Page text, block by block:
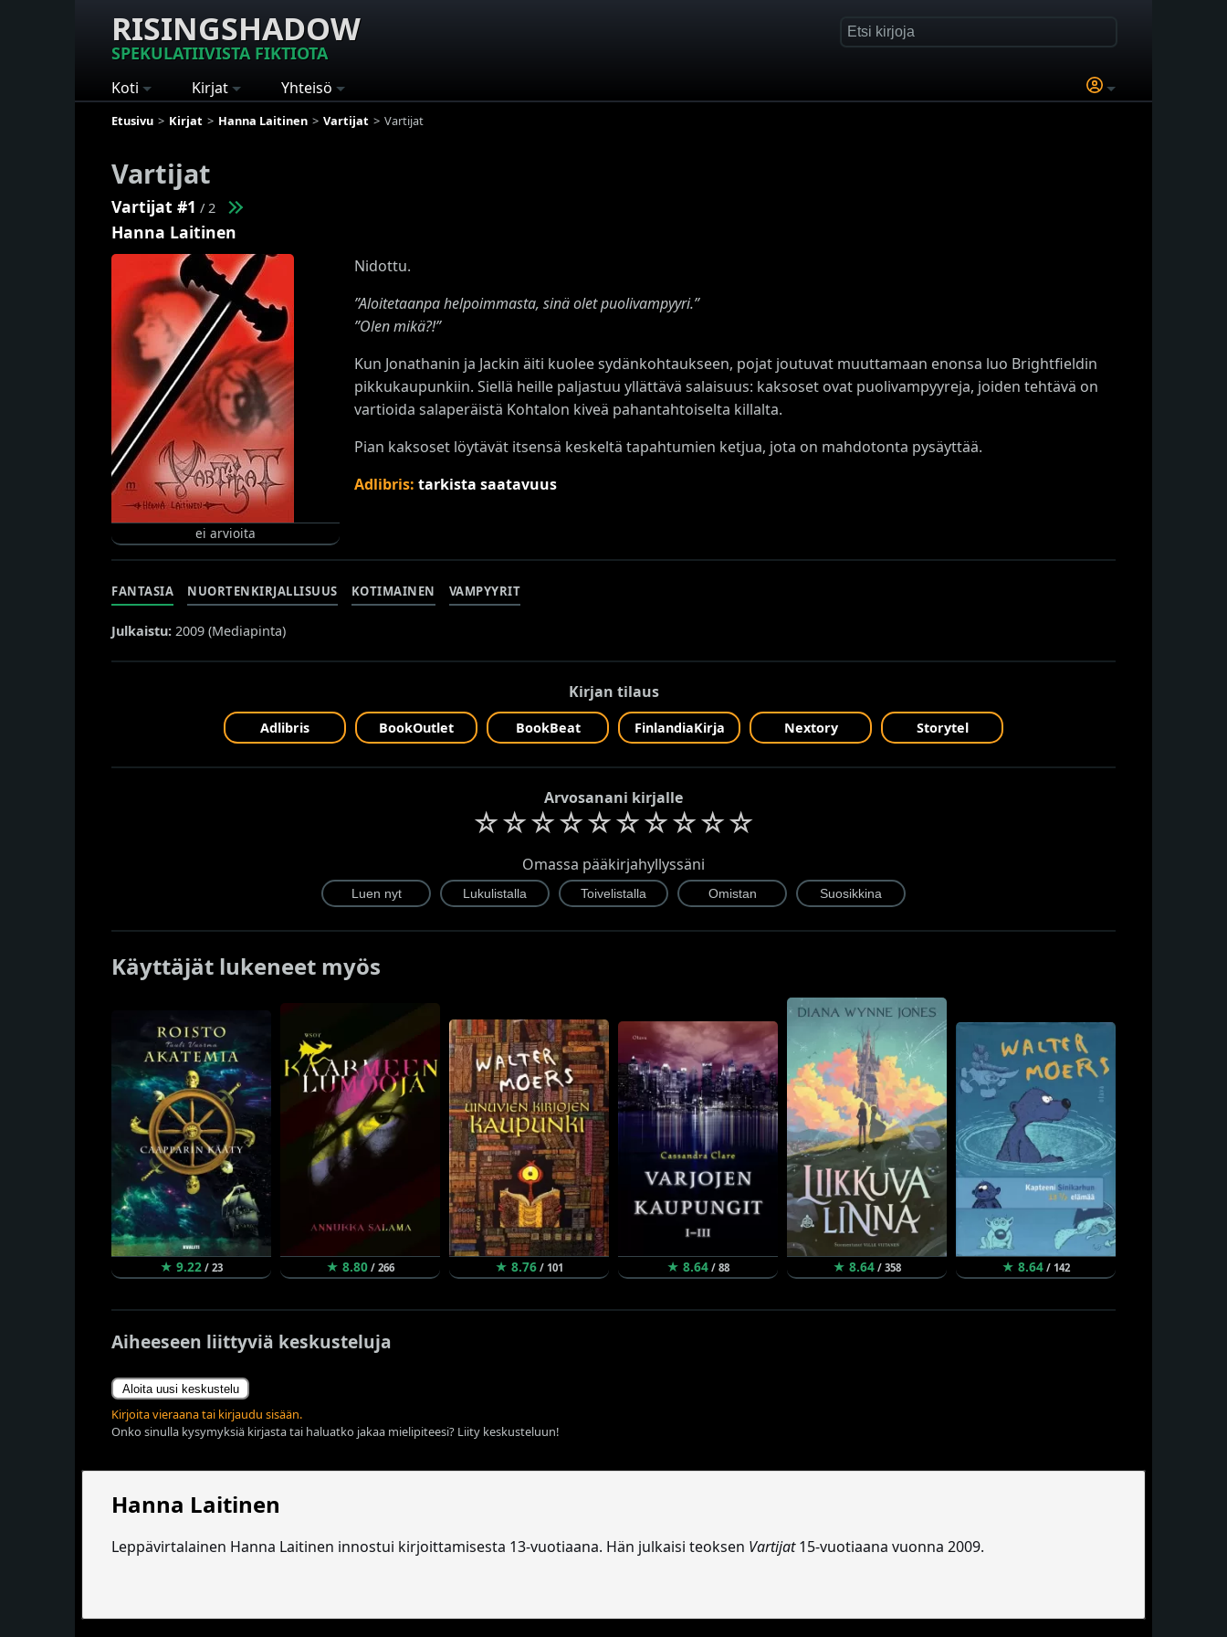
RISINGSHADOW
SPEKULATIIVISTA FIKTIOTA
Koti Kirjat Yhteisö
Etusivu Kirjat Hanna Laitinen Vartijat Vartijat
Vartijat
Vartijat #1 / 2
Hanna Laitinen
ei arvioita
Nidottu.
”Aloitetaanpa helpoimmasta, sinä olet puolivampyyri.”
”Olen mikä?!”
Kun Jonathanin ja Jackin äiti kuolee sydänkohtaukseen, pojat joutuvat muuttamaan enonsa luo Brightfieldin
pikkukaupunkiin. Siellä heille paljastuu yllättävä salaisuus: kaksoset ovat puolivampyyreja, joiden tehtävä on
vartioida salaperäistä Kohtalon kiveä pahantahtoiselta killalta.
Pian kaksoset löytävät itsensä keskeltä tapahtumien ketjua, jota on mahdotonta pysäyttää.
Adlibris: tarkista saatavuus
FANTASIA NUORTENKIRJALLISUUS KOTIMAINEN VAMPYYRIT
Julkaistu: 2009 (Mediapinta)
Kirjan tilaus
Adlibris BookOutlet BookBeat FinlandiaKirja Nextory Storytel
Arvosanani kirjalle
☆☆☆☆☆☆☆☆☆☆
Omassa pääkirjahyllyssäni
Käyttäjät lukeneet myös
★ 9.22 / 23 ★ 8.80 / 266 ★ 8.76 / 101 ★ 8.64 / 88 ★ 8.64 / 358 ★ 8.64 / 142
Aiheeseen liittyviä keskusteluja
Aloita uusi keskustelu
Kirjoita vieraana tai kirjaudu sisään.
Onko sinulla kysymyksiä kirjasta tai haluatko jakaa mielipiteesi? Liity keskusteluun!
Hanna Laitinen
Leppävirtalainen Hanna Laitinen innostui kirjoittamisesta 13-vuotiaana. Hän julkaisi teoksen Vartijat15-vuotiaana vuonna 2009.